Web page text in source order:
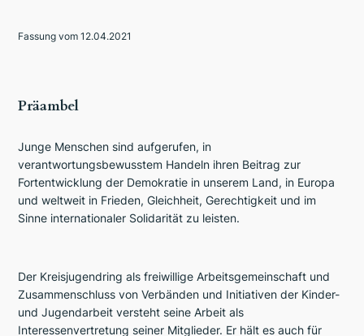
Fassung vom 12.04.2021
Präambel
Junge Menschen sind aufgerufen, in
verantwortungsbewusstem Handeln ihren Beitrag zur
Fortentwicklung der Demokratie in unserem Land, in Europa
und weltweit in Frieden, Gleichheit, Gerechtigkeit und im
Sinne internationaler Solidarität zu leisten.
Der Kreisjugendring als freiwillige Arbeitsgemeinschaft und
Zusammenschluss von Verbänden und Initiativen der Kinder-
und Jugendarbeit versteht seine Arbeit als
Interessenvertretung seiner Mitglieder. Er hält es auch für